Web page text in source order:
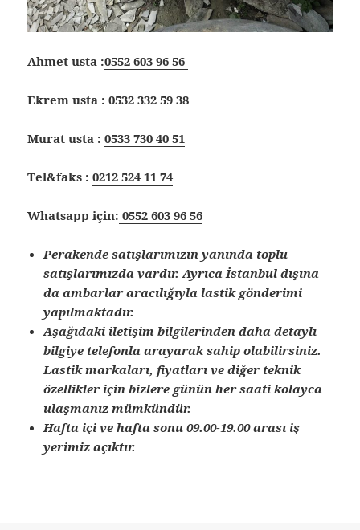
Ahmet usta :0552 603 96 56
Ekrem usta :0532 332 59 38
Murat usta :0533 730 40 51
Tel&faks :0212 524 11 74
Whatsapp için: 0552 603 96 56
Perakende satışlarımızın yanında toplu
satışlarımızda vardır. Ayrıca İstanbul dışına
da ambarlar aracılığıyla lastik gönderimi
yapılmaktadır.
Aşağıdaki iletişim bilgilerinden daha detaylı
bilgiye telefonla arayarak sahip olabilirsiniz.
Lastik markaları, fiyatları ve diğer teknik
özellikler için bizlere günün her saati kolayca
ulaşmanız mümkündür.
Hafta içi ve hafta sonu 09.00-19.00 arası iş
yerimiz açıktır.